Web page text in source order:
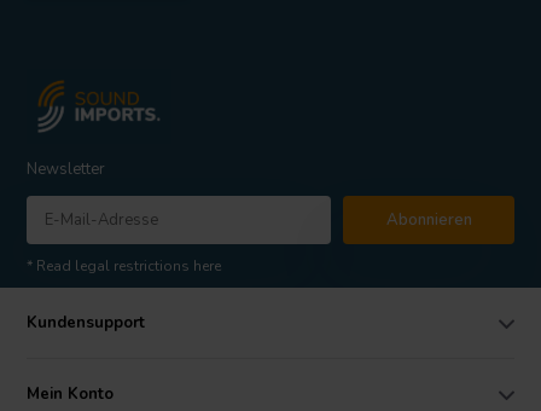
Newsletter
Abonnieren
* Read legal restrictions here
Kundensupport
Mein Konto